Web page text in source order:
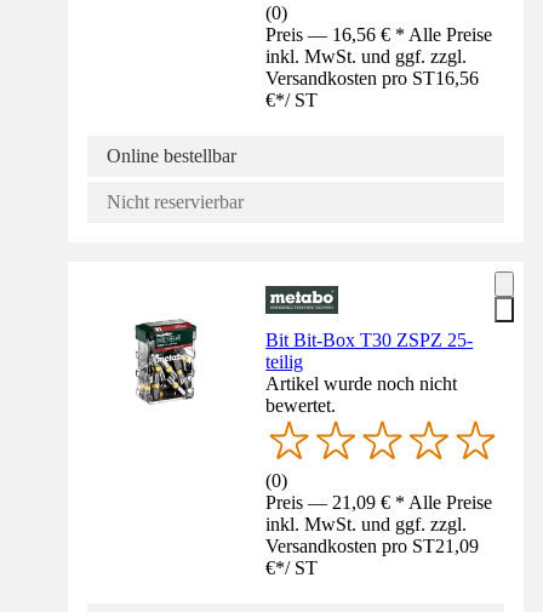
(0)
Preis — 16,56 € * Alle Preise
inkl. MwSt. und ggf. zzgl.
Versandkosten pro ST16,56
€*/ ST
Online bestellbar
Nicht reservierbar
Bit Bit-Box T30 ZSPZ 25-
teilig
Artikel wurde noch nicht
bewertet.
(0)
Preis — 21,09 € * Alle Preise
inkl. MwSt. und ggf. zzgl.
Versandkosten pro ST21,09
€*/ ST